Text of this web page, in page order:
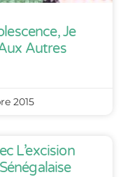
Je
Autres
2015
L’excision